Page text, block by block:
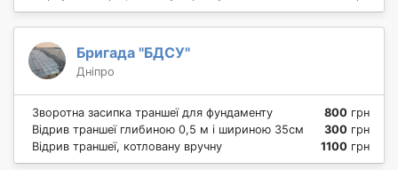
Бригада "БДСУ"
Дніпро
Зворотна засипка траншеї для фундаменту 800 грн
Відрив траншеї глибиною 0,5 м і шириною 35см
300 грн
Відрив траншеї, котловану вручну
1100 грн